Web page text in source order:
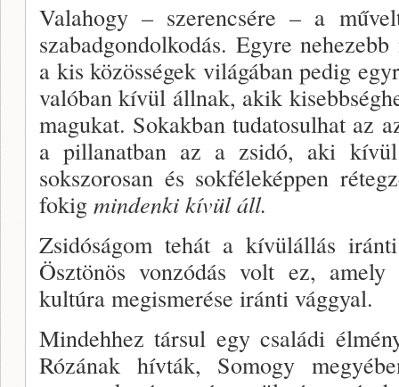
Valahogy – szerencsére – a
szabadgondol­kodás. Egyre
a kis közösségek világá­ban pedig
valóban kívül állnak, akik
magu­kat. Sokakban tudatosulhat az
a pillanatban az a zsidó, aki
sokszorosan és sokféleképpen
fokig mindenki kívül áll.
Zsidóságom tehát a kívülállás
Ösztönös vonzódás volt ez,
kultúra megismerése iránti vággyal.
Mindehhez társul egy családi
Rózának hív­ták, Somogy